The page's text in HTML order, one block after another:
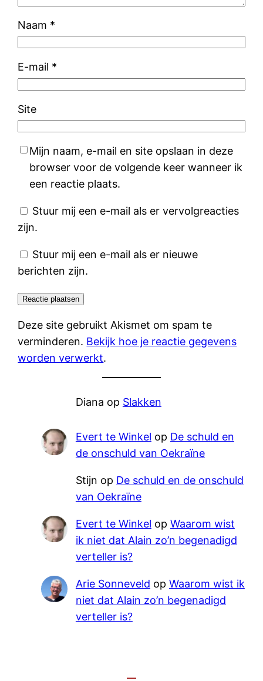
Naam *
E-mail *
Site
Mijn naam, e-mail en site opslaan in deze
browser voor de volgende keer wanneer ik
een reactie plaats.
Stuur mij een e-mail als er vervolgreacties
zijn.
Stuur mij een e-mail als er nieuwe
berichten zijn.
Deze site gebruikt Akismet om spam te
verminderen. Bekijk hoe je reactie gegevens
worden verwerkt.
Diana op Slakken
Evert te Winkel op De schuld en
de onschuld van Oekraïne
Stijn op De schuld en de onschuld
van Oekraïne
Evert te Winkel op Waarom wist
ik niet dat Alain zo’n begenadigd
verteller is?
Arie Sonneveld op Waarom wist ik
niet dat Alain zo’n begenadigd
verteller is?